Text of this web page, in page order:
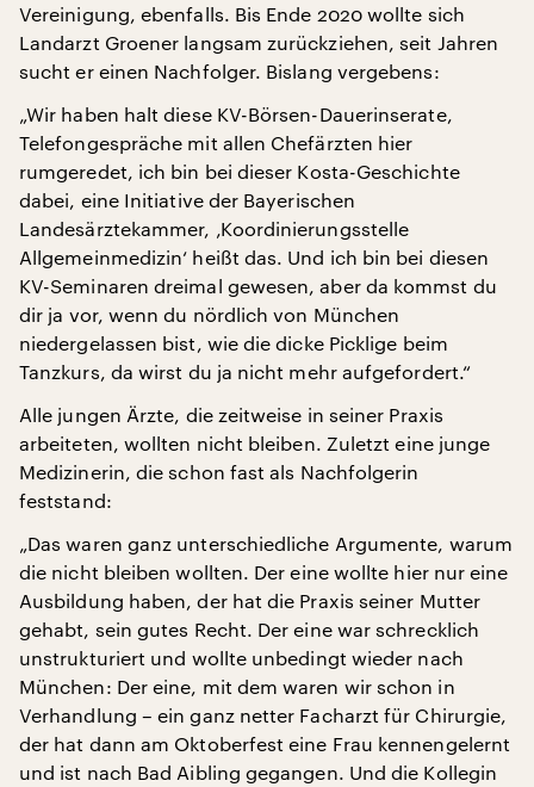
Vereinigung, ebenfalls. Bis Ende 2020 wollte sich
Landarzt Groener langsam zurückziehen, seit Jahren
sucht er einen Nachfolger. Bislang vergebens:
„Wir haben halt diese KV-Börsen-Dauerinserate,
Telefongespräche mit allen Chefärzten hier
rumgeredet, ich bin bei dieser Kosta-Geschichte
dabei, eine Initiative der Bayerischen
Landesärztekammer, ‚Koordinierungsstelle
Allgemeinmedizin‘ heißt das. Und ich bin bei diesen
KV-Seminaren dreimal gewesen, aber da kommst du
dir ja vor, wenn du nördlich von München
niedergelassen bist, wie die dicke Picklige beim
Tanzkurs, da wirst du ja nicht mehr aufgefordert.“
Alle jungen Ärzte, die zeitweise in seiner Praxis
arbeiteten, wollten nicht bleiben. Zuletzt eine junge
Medizinerin, die schon fast als Nachfolgerin
feststand:
„Das waren ganz unterschiedliche Argumente, warum
die nicht bleiben wollten. Der eine wollte hier nur eine
Ausbildung haben, der hat die Praxis seiner Mutter
gehabt, sein gutes Recht. Der eine war schrecklich
unstrukturiert und wollte unbedingt wieder nach
München: Der eine, mit dem waren wir schon in
Verhandlung – ein ganz netter Facharzt für Chirurgie,
der hat dann am Oktoberfest eine Frau kennengelernt
und ist nach Bad Aibling gegangen. Und die Kollegin